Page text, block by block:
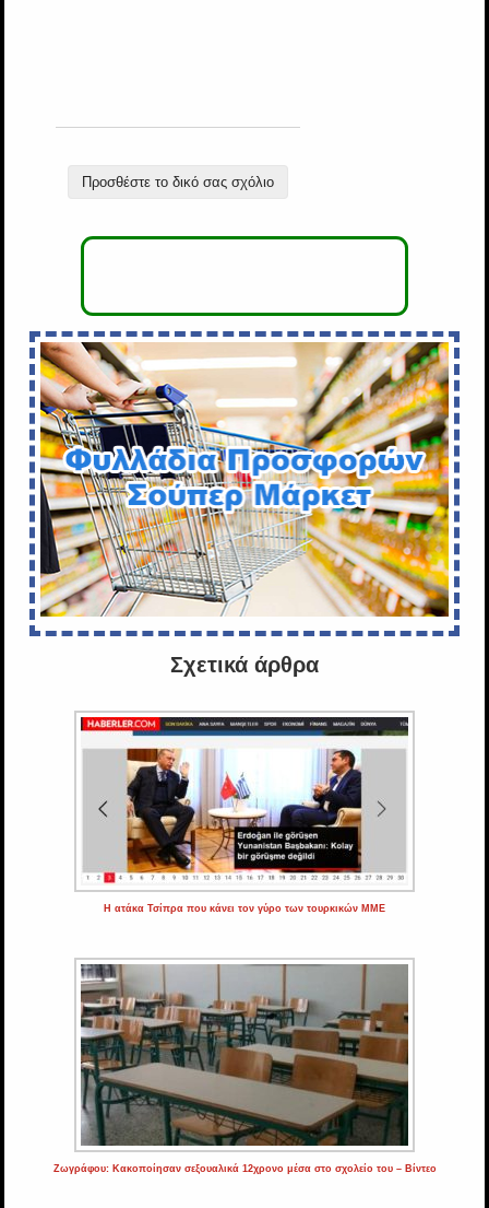
Προσθέστε το δικό σας σχόλιο
Σχετικά άρθρα
Η ατάκα Τσίπρα που κάνει τον γύρο των τουρκικών ΜΜΕ
Ζωγράφου: Κακοποίησαν σεξουαλικά 12χρονο μέσα στο σχολείο του – Βίντεο